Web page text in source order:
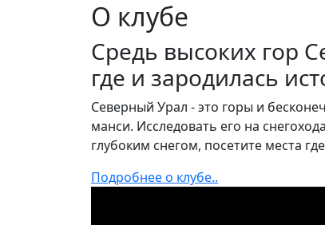
О клубе
Средь высоких гор
где и зародилась
Северный Урал - это горы и
манси. Исследовать его на
глубоким снегом, посетите места
Подробнее о клубе..